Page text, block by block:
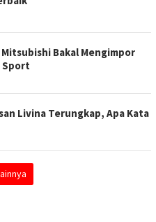
Bakal Mengimpor
Sport
Livina Terungkap, Apa Kata